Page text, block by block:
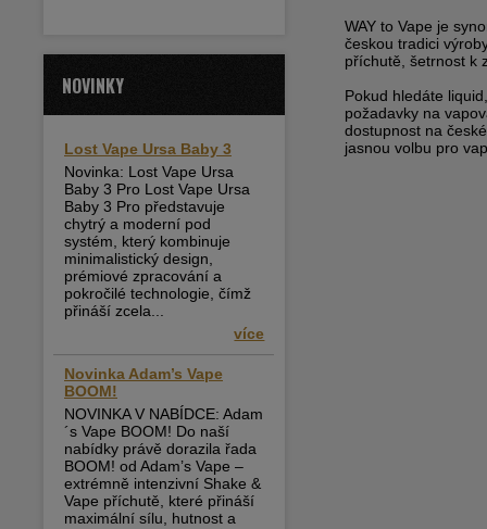
NOVINKY
Lost Vape Ursa Baby 3
Novinka: Lost Vape Ursa
Baby 3 Pro Lost Vape Ursa
Baby 3 Pro představuje
chytrý a moderní pod
systém, který kombinuje
minimalistický design,
prémiové zpracování a
pokročilé technologie, čímž
přináší zcela...
více
Novinka Adam’s Vape
BOOM!
NOVINKA V NABÍDCE: Adam
´s Vape BOOM! Do naší
nabídky právě dorazila řada
BOOM! od Adam’s Vape –
extrémně intenzivní Shake &
Vape příchutě, které přináší
maximální sílu, hutnost a
WAY to Vape je
českou tradici
příchutě, šetrnost k
Pokud hledáte
požadavky na
dostupnost na
jasnou volbu pro